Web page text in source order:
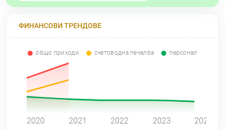
ФИНАНСОВИ ТРЕНДОВЕ
общо приходи счетоводна печалба персонал
2020 2021 2022 2023 2024